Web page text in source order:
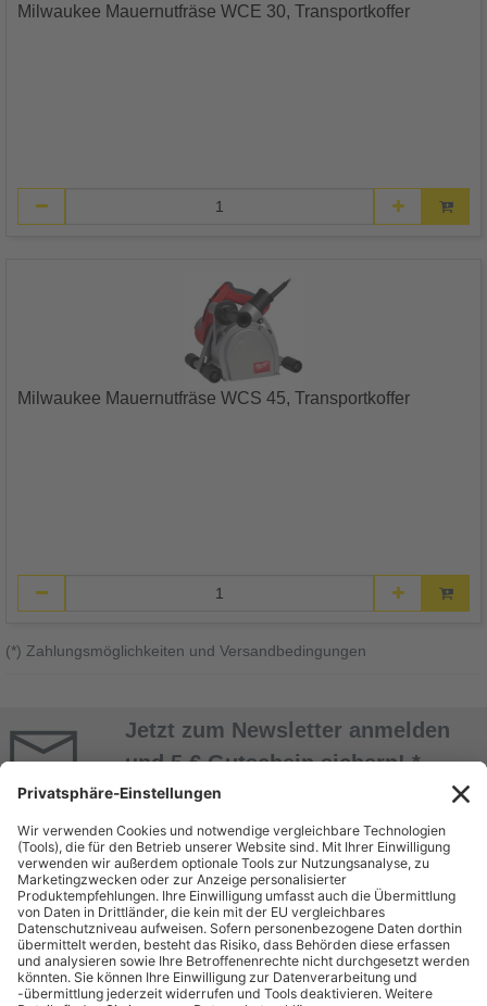
Milwaukee Mauernutfräse WCE 30, Transportkoffer
Milwaukee Mauernutfräse WCS 45, Transportkoffer
(*) Zahlungsmöglichkeiten und Versandbedingungen
Jetzt zum Newsletter anmelden
und 5 € Gutschein sichern! *
Jetzt Anmelden
* Alle Daten werden vertraulich behandelt. Abmeldung jederzeit möglich. Nur mit
Kundenkonto! Mindestbestellwert 50 EUR.
ÜBER UNS
Unternehmen
Geschäftsbereiche
Miete
Dienstleistungen & Service
EINKAUF BEI
BEUTLHAUSER
Bestellung
Zahlung & Versand
Kontakt